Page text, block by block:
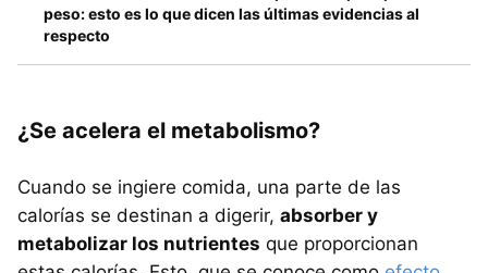
peso: esto es lo que dicen las últimas evidencias al
respecto
¿Se acelera el metabolismo?
Cuando se ingiere comida, una parte de las
calorías se destinan a digerir, absorber y
metabolizar los nutrientes que proporcionan